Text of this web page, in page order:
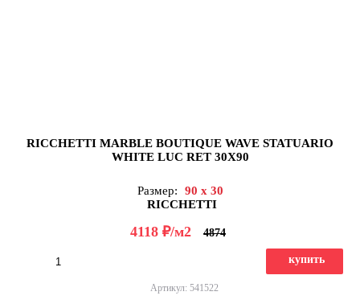
RICCHETTI MARBLE BOUTIQUE WAVE STATUARIO
WHITE LUC RET 30X90
Размер:
90 x 30
RICCHETTI
4118 д/м2 4874
купить
Артикул: 541522